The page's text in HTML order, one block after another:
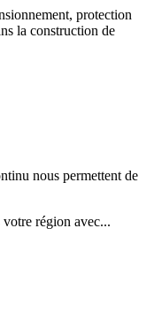
protection
la construction de
nous permettent de
région avec...